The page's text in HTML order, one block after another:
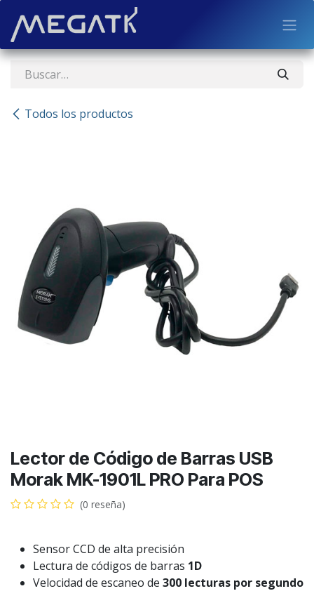
Todos los productos
Lector de Código de Barras USB
Morak MK-1901L PRO Para POS
(0 reseña)
Sensor CCD de alta precisión
Lectura de códigos de barras 1D
Velocidad de escaneo de 300 lecturas por segundo